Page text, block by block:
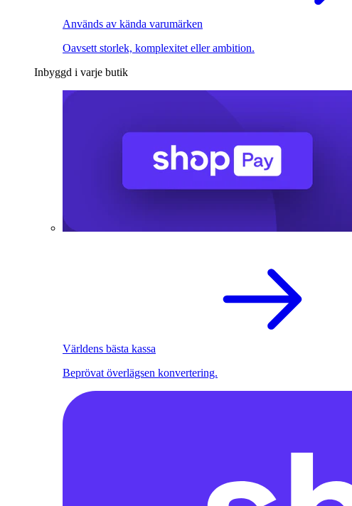
Används av kända varumärken
Oavsett storlek, komplexitet eller ambition.
Inbyggd i varje butik
Världens bästa kassa
Beprövat överlägsen konvertering.